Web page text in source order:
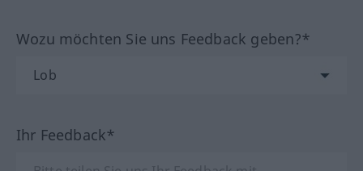
Wozu möchten Sie uns Feedback geben?*
Ihr Feedback*